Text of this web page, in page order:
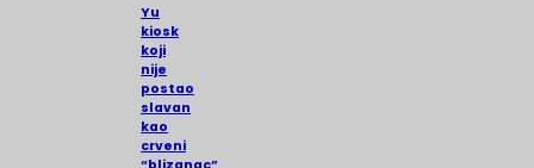
Yu
kiosk
koji
nije
postao
slavan
kao
crveni